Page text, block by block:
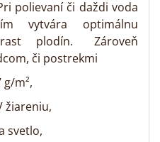
polievaní či daždi voda
vytvára optimálnu
rast plodín. Zároveň
či postrekmi
m²,
žiareniu,
svetlo,